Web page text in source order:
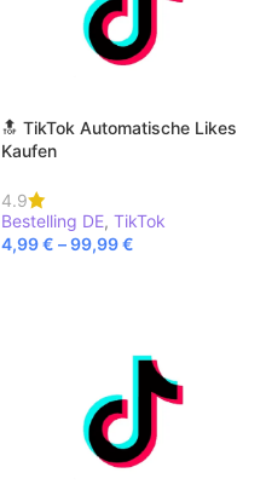
🔝 TikTok Automatische Likes
Kaufen
4.9
Bestelling DE, TikTok
4,99€ –99,99€